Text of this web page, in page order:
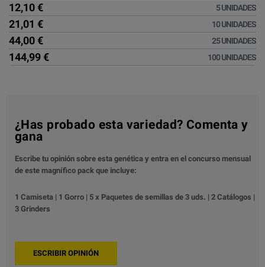
12,10 € 5 UNIDADES
21,01 € 10 UNIDADES
44,00 € 25 UNIDADES
144,99 € 100 UNIDADES
¿Has probado esta variedad? Comenta y
gana
Escribe tu opinión sobre esta genética y entra en el concurso mensual
de este magnífico pack que incluye:
1 Camiseta | 1 Gorro | 5 x Paquetes de semillas de 3 uds. | 2 Catálogos |
3 Grinders